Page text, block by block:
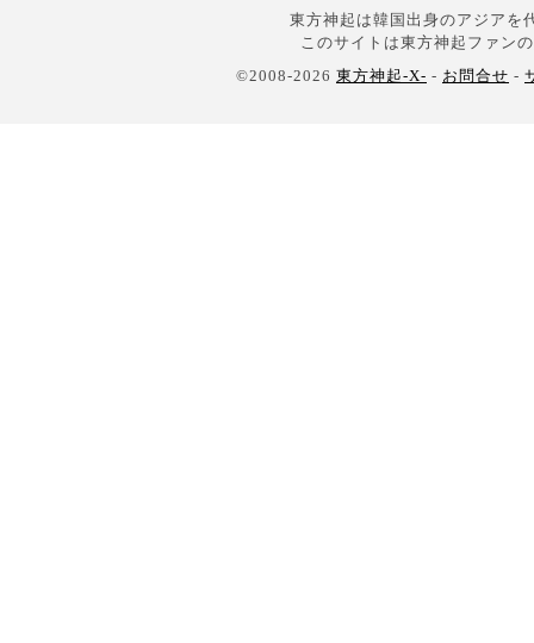
東方神起は韓国出身のアジアを
このサイトは東方神起ファン
©2008-2026 東方神起-X- - お問合せ -